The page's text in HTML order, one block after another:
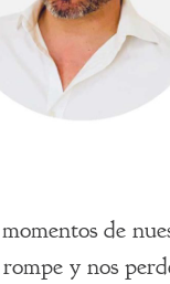
de
y nos